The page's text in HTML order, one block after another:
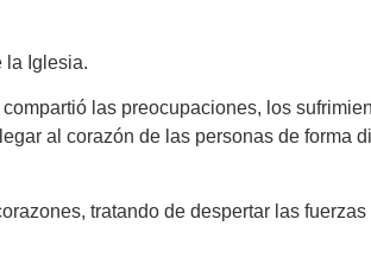
la Iglesia.
las preocupaciones, los
al corazón de las personas de forma
tratando de despertar las